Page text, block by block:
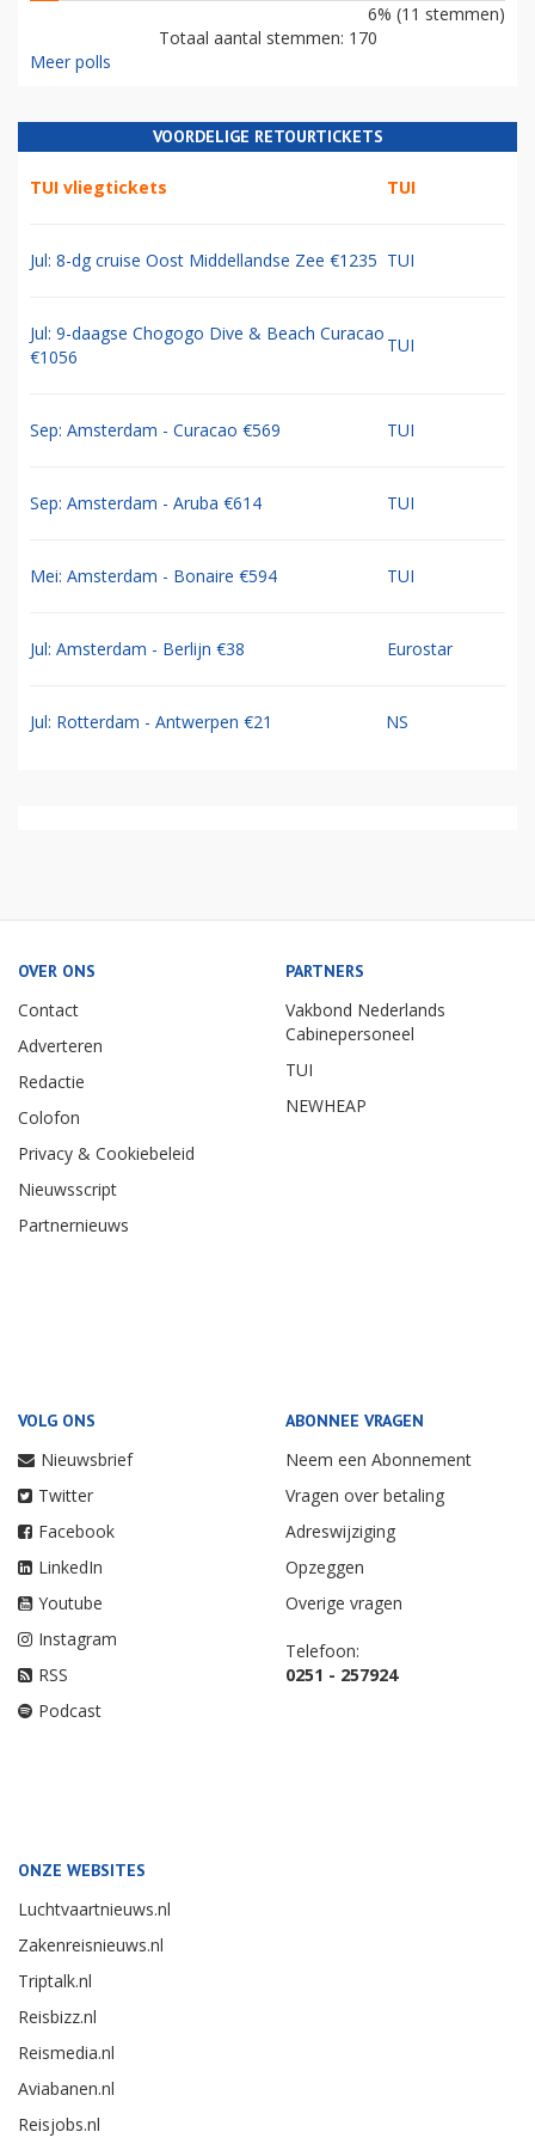
6% (11 stemmen)
Totaal aantal stemmen: 170
Meer polls
VOORDELIGE RETOURTICKETS
TUI vliegtickets TUI
Jul: 8-dg cruise Oost Middellandse Zee €1235 TUI
Jul: 9-daagse Chogogo Dive & Beach Curacao
€1056
TUI
Sep: Amsterdam - Curacao €569 TUI
Sep: Amsterdam - Aruba €614 TUI
Mei: Amsterdam - Bonaire €594 TUI
Jul: Amsterdam - Berlijn €38 Eurostar
Jul: Rotterdam - Antwerpen €21 NS
OVER ONS
Contact
Adverteren
Redactie
Colofon
Privacy & Cookiebeleid
Nieuwsscript
Partnernieuws
PARTNERS
Vakbond Nederlands
Cabinepersoneel
TUI
NEWHEAP
VOLG ONS
Nieuwsbrief
Twitter
Facebook
LinkedIn
Youtube
Instagram
RSS
Podcast
ABONNEE VRAGEN
Neem een Abonnement
Vragen over betaling
Adreswijziging
Opzeggen
Overige vragen
Telefoon:
0251 - 257924
ONZE WEBSITES
Luchtvaartnieuws.nl
Zakenreisnieuws.nl
Triptalk.nl
Reisbizz.nl
Reismedia.nl
Aviabanen.nl
Reisjobs.nl